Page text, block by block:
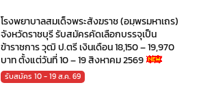
โรงพยาบาลสมเด็จพระสังฆราช (อมฺพรมหาเถร)
จังหวัดราชบุรี รับสมัครคัดเลือกบรรจุเป็น
ข้าราชการ วุฒิ ป.ตรี เงินเดือน 18,150 – 19,970
บาท ตั้งแต่วันที่ 10 – 19 สิงหาคม 2569
รับสมัคร 10 - 19 ส.ค. 69